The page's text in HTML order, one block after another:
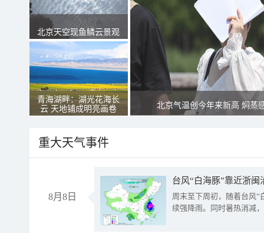
北京天空现鱼鳞云景观
青海湖畔：湖光花海长
云 天地铺成明亮画卷
北京气温创今年来新高 焖蒸
重大天气事件
8月8日
台风“白海豚”靠近浙
周末至下周初，随着台风“
续强降雨。同时暑热消减